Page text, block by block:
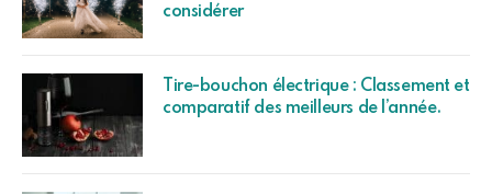
considérer
Tire-bouchon électrique : Classement et
comparatif des meilleurs de l’année.